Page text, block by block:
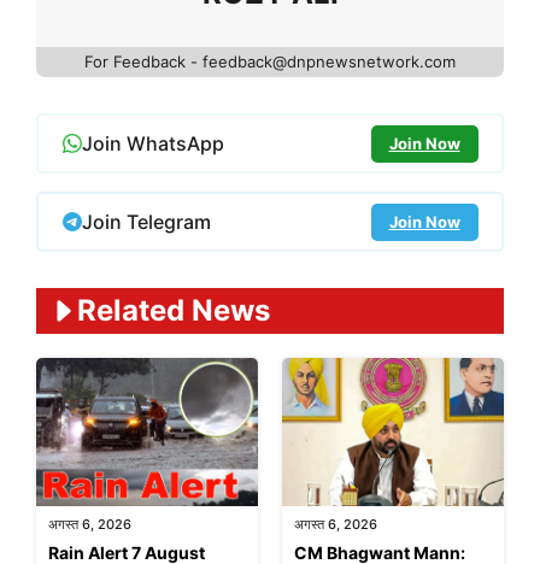
For Feedback - feedback@dnpnewsnetwork.com
Join WhatsApp Join Now
Join Telegram Join Now
Related News
अगस्त 6, 2026
Rain Alert 7 August
अगस्त 6, 2026
CM Bhagwant Mann: